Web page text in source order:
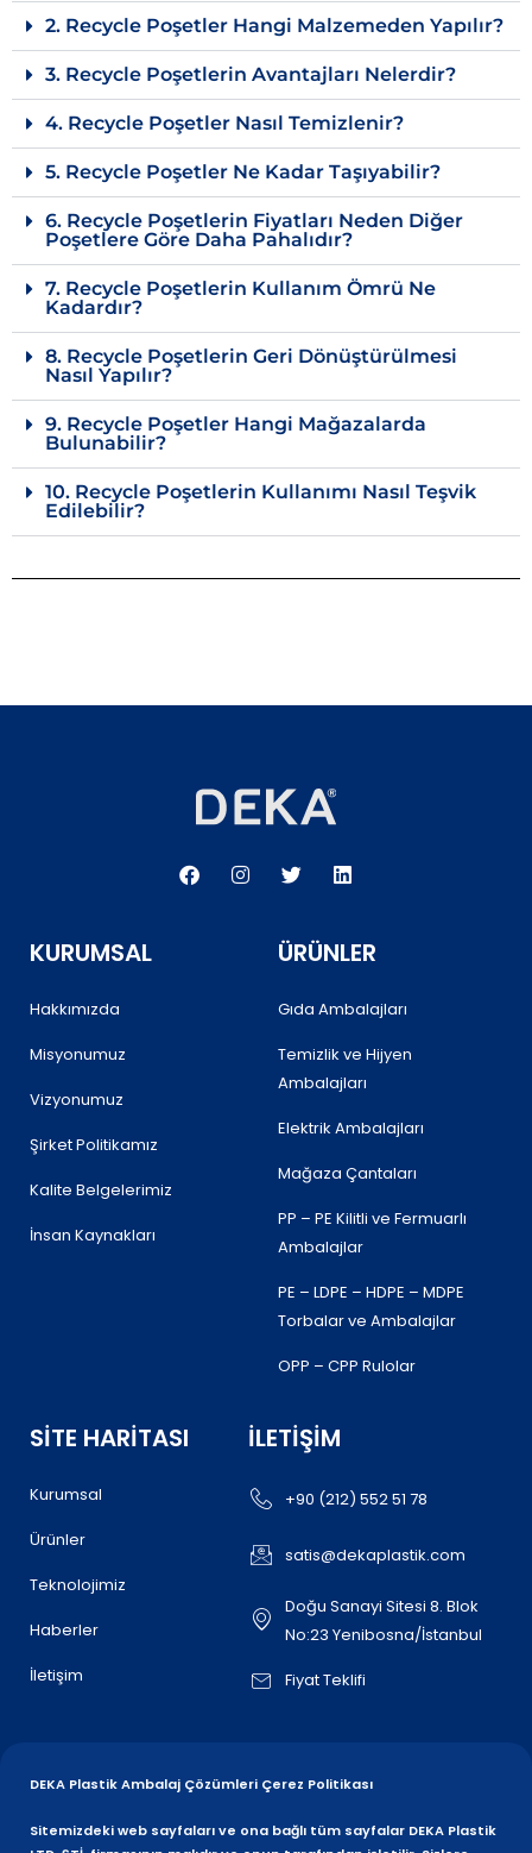
2. Recycle Poşetler Hangi Malzemeden Yapılır?
3. Recycle Poşetlerin Avantajları Nelerdir?
4. Recycle Poşetler Nasıl Temizlenir?
5. Recycle Poşetler Ne Kadar Taşıyabilir?
6. Recycle Poşetlerin Fiyatları Neden Diğer
Poşetlere Göre Daha Pahalıdır?
7. Recycle Poşetlerin Kullanım Ömrü Ne
Kadardır?
8. Recycle Poşetlerin Geri Dönüştürülmesi
Nasıl Yapılır?
9. Recycle Poşetler Hangi Mağazalarda
Bulunabilir?
10. Recycle Poşetlerin Kullanımı Nasıl Teşvik
Edilebilir?
a
n
w
t
e
i
e
d
n
KURUMSAL
Hakkımızda
Misyonumuz
Vizyonumuz
Şirket Politikamız
Kalite Belgelerimiz
İnsan Kaynakları
ÜRÜNLER
Gıda Ambalajları
Temizlik ve Hijyen
Ambalajları
Elektrik Ambalajları
Mağaza Çantaları
PP – PE Kilitli ve Fermuarlı
Ambalajlar
PE – LDPE – HDPE – MDPE
Torbalar ve Ambalajlar
OPP – CPP Rulolar
SITE HARITASI
Kurumsal
Ürünler
Teknolojimiz
Haberler
İletişim
İLETIŞIM
+90 (212) 552 51 78
satis@dekaplastik.com
Doğu Sanayi Sitesi 8. Blok
No:23 Yenibosna/İstanbul
Fiyat Teklifi
DEKA Plastik Ambalaj Çözümleri Çerez Politikası
Sitemizdeki web sayfaları ve ona bağlı tüm sayfalar DEKA Plastik